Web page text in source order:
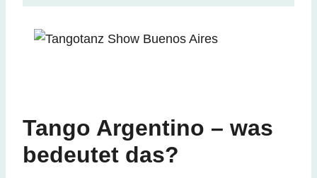
Tango Argentino – was
bedeutet das?​